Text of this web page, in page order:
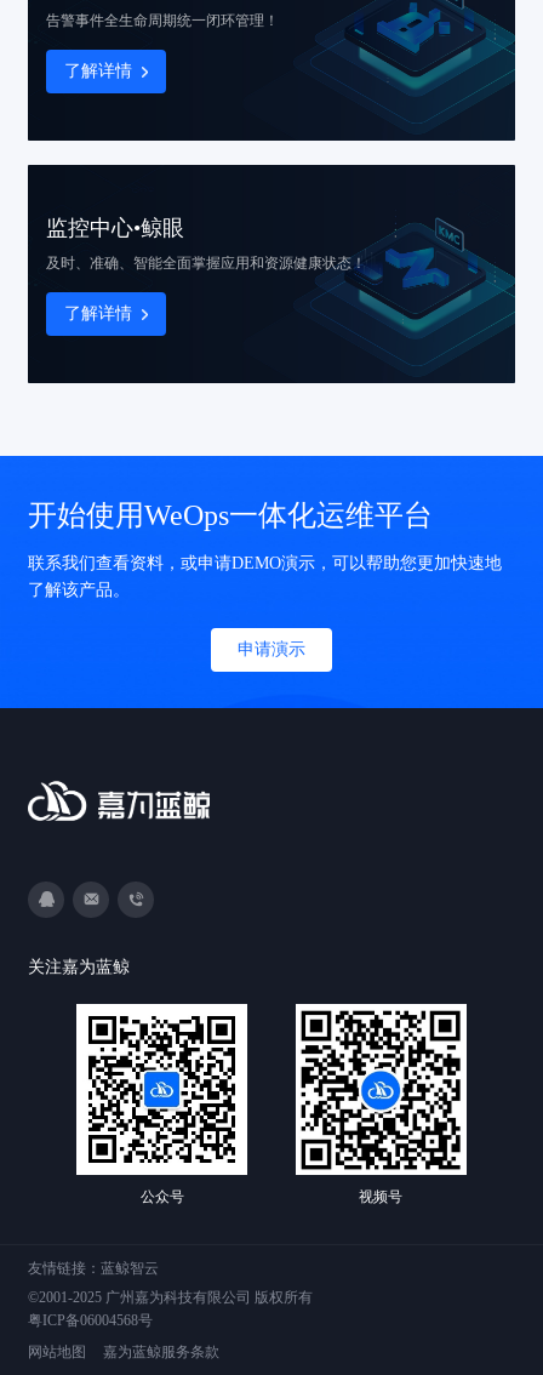
告警事件全生命周期统一闭环管理！
了解详情
监控中心•鲸眼
及时、准确、智能全面掌握应用和资源健康状态！
了解详情
开始使用WeOps一体化运维平台
联系我们查看资料，或申请DEMO演示，可以帮助您更加快速地
了解该产品。
申请演示
关注嘉为蓝鲸
公众号 视频号
友情链接：蓝鲸智云
©2001-2025 广州嘉为科技有限公司 版权所有
粤ICP备06004568号
网站地图
嘉为蓝鲸服务条款